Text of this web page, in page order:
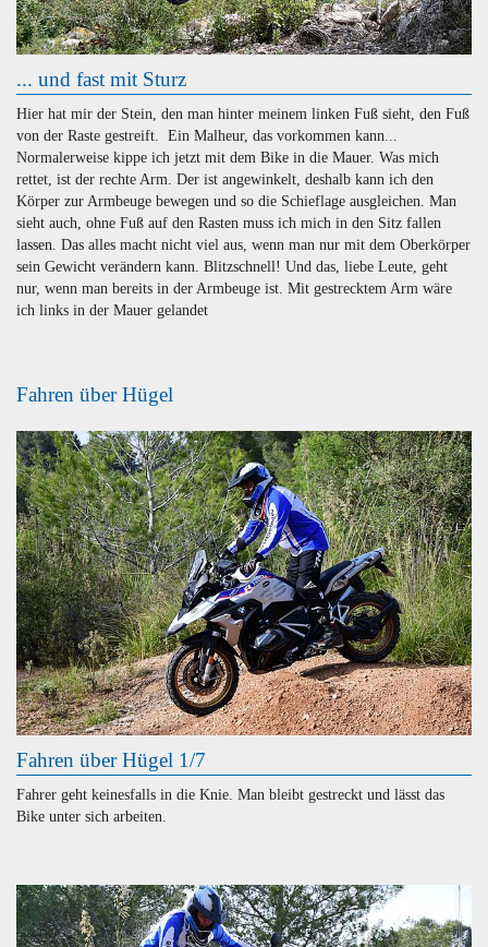
... und fast mit Sturz
Hier hat mir der Stein, den man hinter meinem linken Fuß sieht, den Fuß
von der Raste gestreift. Ein Malheur, das vorkommen kann...
Normalerweise kippe ich jetzt mit dem Bike in die Mauer. Was mich
rettet, ist der rechte Arm. Der ist angewinkelt, deshalb kann ich den
Körper zur Armbeuge bewegen und so die Schieflage ausgleichen. Man
sieht auch, ohne Fuß auf den Rasten muss ich mich in den Sitz fallen
lassen. Das alles macht nicht viel aus, wenn man nur mit dem Oberkörper
sein Gewicht verändern kann. Blitzschnell! Und das, liebe Leute, geht
nur, wenn man bereits in der Armbeuge ist. Mit gestrecktem Arm wäre
ich links in der Mauer gelandet
Fahren über Hügel
Fahren über Hügel 1/7
Fahrer geht keinesfalls in die Knie. Man bleibt gestreckt und lässt das
Bike unter sich arbeiten.